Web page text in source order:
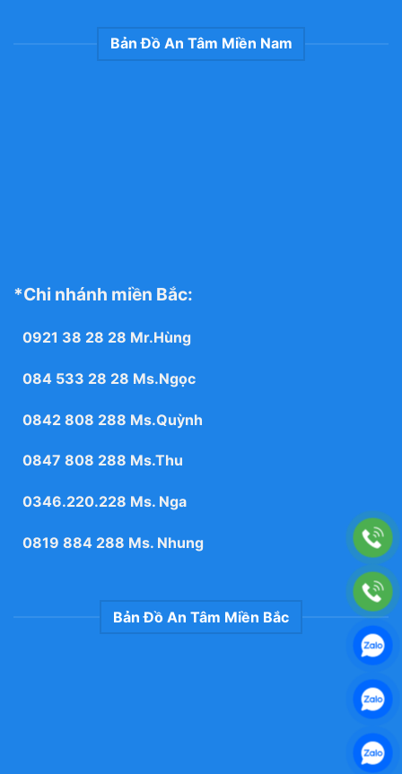
Bản Đồ An Tâm Miền Nam
*Chi nhánh miền Bắc:
0921 38 28 28 Mr.Hùng
084 533 28 28 Ms.Ngọc
0842 808 288 Ms.Quỳnh
0847 808 288 Ms.Thu
0346.220.228 Ms. Nga
0819 884 288 Ms. Nhung
Bản Đồ An Tâm Miền Bắc